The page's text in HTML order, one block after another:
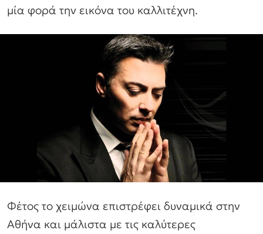
μία φορά την εικόνα του καλλιτέχνη.
Φέτος το χειμώνα επιστρέφει δυναμικά στην
Αθήνα και μάλιστα με τις καλύτερες